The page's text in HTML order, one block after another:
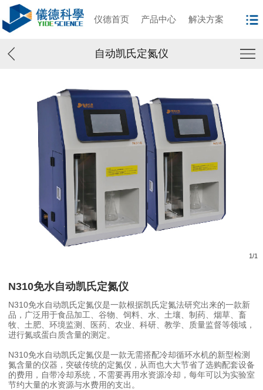
仪德首页 产品中心 解决方案
自动凯氏定氮仪
1/1
N310免水自动凯氏定氮仪
N310免水自动凯氏定氮仪是一款根据凯氏定氮法研究出来的一款新
品，广泛用于食品加工、谷物、饲料、水、土壤、制药、烟草、畜
牧、土肥、环境监测、医药、农业、科研、教学、质量监督等领域，
进行氮或蛋白质含量的测定。
N310免水自动凯氏定氮仪是一款无需搭配冷却循环水机的新型检测
氮含量的仪器，突破传统的定氮仪，从而也大大节省了选购配套设备
的费用，自带冷却系统，不需要再用水资源冷却，每年可以为实验室
节约大量的水资源与水费用的支出。